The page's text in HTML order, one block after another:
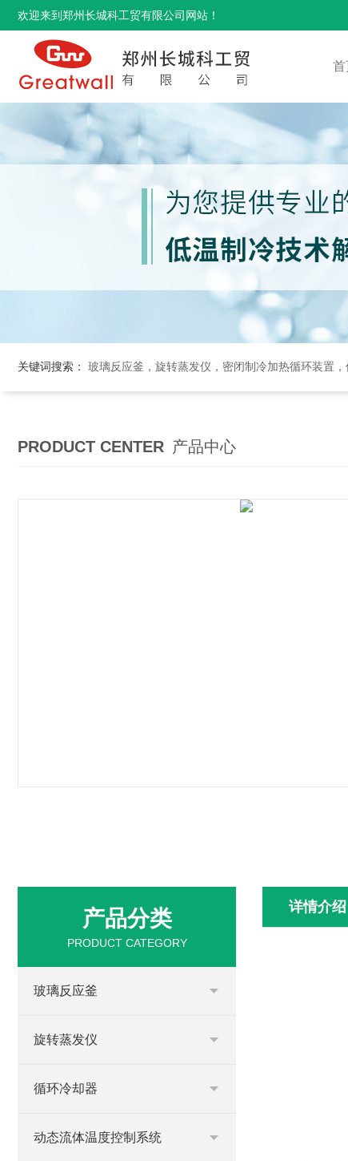
欢迎来到郑州长城科工贸有限公司网站！
首
关键词搜索： 玻璃反应釜，旋转蒸发仪，密闭制冷加热循环装置，低温恒温搅拌反应浴，
PRODUCT CENTER 产品中心
详情介绍
产品分类
PRODUCT CATEGORY
玻璃反应釜
旋转蒸发仪
循环冷却器
动态流体温度控制系统